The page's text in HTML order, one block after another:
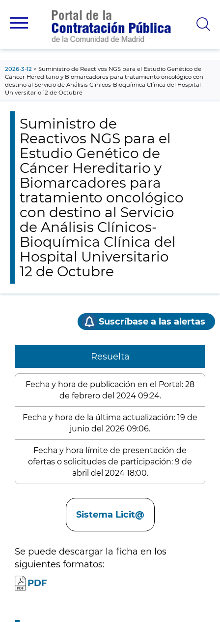
principal
2026-3-12
Suministro de Reactivos NGS para el Estudio Genético de
Cáncer Hereditario y Biomarcadores para tratamiento oncológico con
destino al Servicio de Análisis Clínicos-Bioquímica Clínica del Hospital
Universitario 12 de Octubre
Suministro de
Reactivos NGS para el
Estudio Genético de
Cáncer Hereditario y
Biomarcadores para
tratamiento oncológico
con destino al Servicio
de Análisis Clínicos-
Bioquímica Clínica del
Hospital Universitario
12 de Octubre
Suscríbase a las alertas
Resuelta
Fecha y hora de publicación en el Portal: 28
de febrero del 2024 09:24.
Fecha y hora de la última actualización: 19 de
junio del 2026 09:06.
Fecha y hora límite de presentación de
ofertas o solicitudes de participación: 9 de
abril del 2024 18:00.
Sistema Licit@
Se puede descargar la ficha en los
siguientes formatos:
PDF